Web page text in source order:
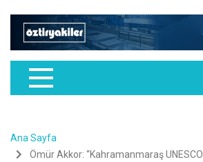
Ana Sayfa
Ömür Akkor: “Kahramanmaraş